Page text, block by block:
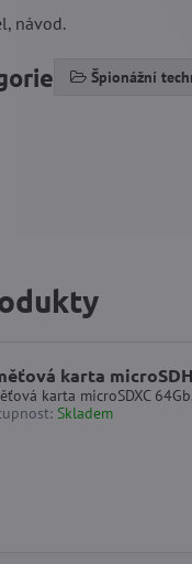
návod.
Špionážní
karta
karta microSDXC
Skladem